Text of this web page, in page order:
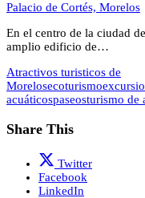
Palacio de Cortés, Morelos
En el centro de la ciudad
amplio edificio de…
Atractivos turisticos de
Morelosecoturismo
acuáticospaseosturismo de
Share This
Twitter
Facebook
LinkedIn